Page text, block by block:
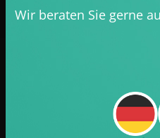
Wir beraten Sie gerne